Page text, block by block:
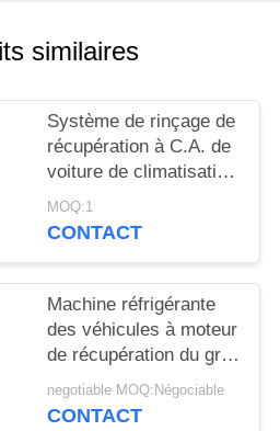
similaires
Système de rinçage de
récupération à C.A. de
voiture de climatisation
réfrigérante de
machine
MOQ:1
CONTACT
Machine réfrigérante
des véhicules à moteur
de récupération du gris
10kg avec 5" ecran
couleur d'affichage à
negotiable MOQ:Négociable
CONTACT